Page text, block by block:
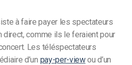
à faire payer les spectateurs
direct, comme ils le feraient pour
Les téléspectateurs
d’un pay-per-viewou d’un